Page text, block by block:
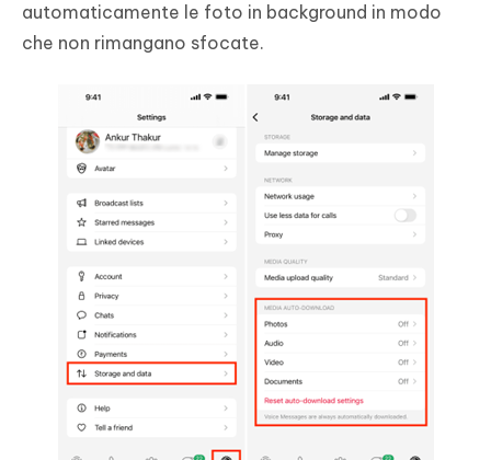
automaticamente le foto in background in modo
che non rimangano sfocate.